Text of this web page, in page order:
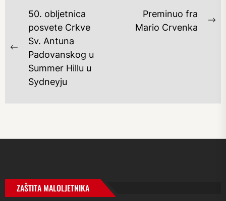
NAVIGACIJA
OBJAVA
Previous
post:
50. obljetnica
posvete Crkve
Sv. Antuna
Padovanskog u
Summer Hillu u
Sydneyju
Preminuo fra
Mario Crvenka
ZAŠTITA MALOLJETNIKA